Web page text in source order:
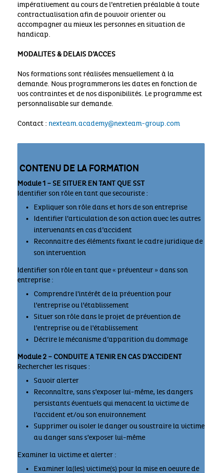
impérativement au cours de l’entretien préalable à toute
contractualisation afin de pouvoir orienter ou
accompagner au mieux les personnes en situation de
handicap.
MODALITES & DELAIS D’ACCES
Nos formations sont réalisées mensuellement à la
demande. Nous programmerons les dates en fonction de
vos contraintes et de nos disponibilités. Le programme est
personnalisable sur demande.
Contact : nexteam.academy@nexteam-group.com
CONTENU DE LA FORMATION
Module 1 – SE SITUER EN TANT QUE SST
Identifier son rôle en tant que secouriste :
Expliquer son rôle dans et hors de son entreprise
Identifier l’articulation de son action avec les autres
intervenants en cas d’accident
Reconnaitre des éléments fixant le cadre juridique de
son intervention
Identifier son rôle en tant que « préventeur » dans son
entreprise :
Comprendre l’intérêt de la prévention pour
l’entreprise ou l’établissement
Situer son rôle dans le projet de prévention de
l’entreprise ou de l’établissement
Décrire le mécanisme d’apparition du dommage
Module 2 – CONDUITE A TENIR EN CAS D’ACCIDENT
Rechercher les risques :
Savoir alerter
Reconnaître, sans s’exposer lui-même, les dangers
persistants éventuels qui menacent la victime de
l’accident et/ou son environnement
Supprimer ou isoler le danger ou soustraire la victime
au danger sans s’exposer lui-même
Examiner la victime et alerter :
Examiner la(les) victime(s) pour la mise en oeuvre de